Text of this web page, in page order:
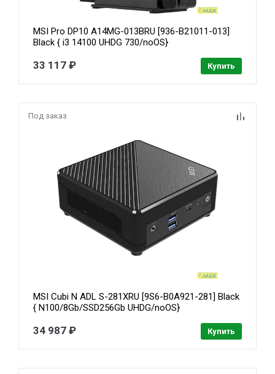
MSI Pro DP10 A14MG-013BRU [936-B21011-013]
Black { i3 14100 UHDG 730/noOS}
33 117 ₽ Купить
Под заказ
MSI Cubi N ADL S-281XRU [9S6-B0A921-281] Black
{ N100/8Gb/SSD256Gb UHDG/noOS}
34 987 ₽ Купить